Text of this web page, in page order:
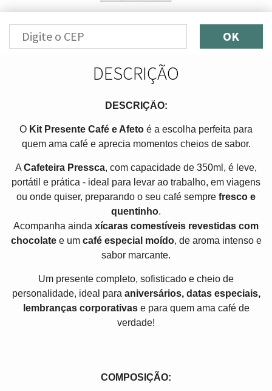
OK
DESCRIÇÃO
DESCRIÇÃO:
O Kit Presente Café e Afeto é a escolha perfeita para
quem ama café e aprecia momentos cheios de sabor.
A Cafeteira Pressca, com capacidade de 350ml, é leve,
portátil e prática - ideal para levar ao trabalho, em viagens
ou onde quiser, preparando o seu café sempre fresco e
quentinho.
Acompanha ainda xícaras comestíveis revestidas com
chocolatee um café especial moído, de aroma intenso e
sabor marcante.
Um presente completo, sofisticado e cheio de
personalidade, ideal para aniversários, datas especiais,
lembranças corporativase para quem ama café de
verdade!
COMPOSIÇÃO: